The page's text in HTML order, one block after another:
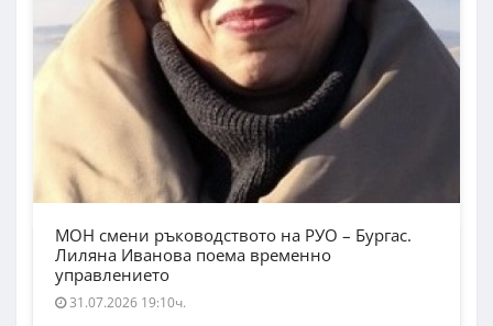
МОН смени ръководството на РУО – Бургас.
Лиляна Иванова поема временно
управлението
31.07.2026 19:10ч.